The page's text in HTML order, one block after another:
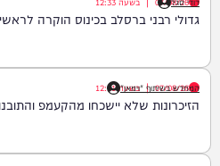
גדולי רבני ברסלב בכינוס הוקרה
המחדש בשיתוף "וימאן"
07/08/26
| בשעה12:21
הזיכרונות שלא יישכחו מהקעמפ